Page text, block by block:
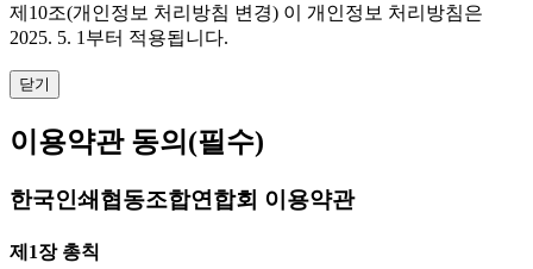
제10조(개인정보 처리방침 변경) 이 개인정보 처리방침은
2025. 5. 1부터 적용됩니다.
닫기
이용약관 동의 (필수)
한국인쇄협동조합연합회 이용약관
제1장 총칙